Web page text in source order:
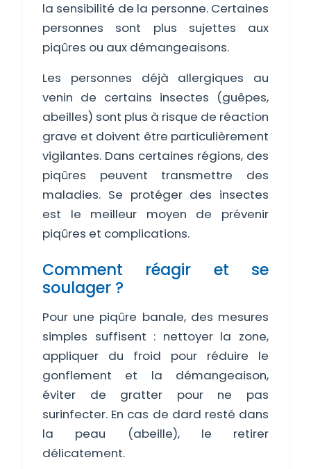
la sensibilité de la personne. Certaines
personnes sont plus sujettes aux
piqûres ou aux démangeaisons.
Les personnes déjà allergiques au
venin de certains insectes (guêpes,
abeilles) sont plus à risque de réaction
grave et doivent être particulièrement
vigilantes. Dans certaines régions, des
piqûres peuvent transmettre des
maladies. Se protéger des insectes
est le meilleur moyen de prévenir
piqûres et complications.
Comment réagir et se
soulager ?
Pour une piqûre banale, des mesures
simples suffisent : nettoyer la zone,
appliquer du froid pour réduire le
gonflement et la démangeaison,
éviter de gratter pour ne pas
surinfecter. En cas de dard resté dans
la peau (abeille), le retirer
délicatement.